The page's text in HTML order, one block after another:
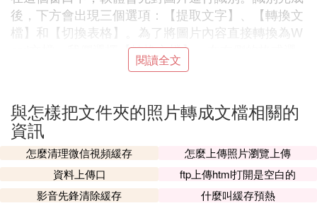
後，下方會出現三個選項：【提取文字】、【轉換文
檔】和【切換表格】。為了將圖片內容直接轉換為W
ord文檔，我們選擇【轉換文檔】。在右側的格式選
項中，我們選中【docx】格式，這是與Word兼容的
即可。
值得注意的是，目前WPS的圖片轉文字功能並非完
全免費，需要開通會員才能使用。會員分為【WPS
會員】和【超級會員】兩種類型，用戶可以根據自己
的需求選擇合適的會員類型。
閱讀全文
與怎樣把文件夾的照片轉成文檔相關的
資訊
怎麼清理微信視頻緩存
怎麼上傳照片瀏覽上傳
資料上傳口
ftp上傳html打開是空白的
影音先鋒清除緩存
什麼叫緩存預熱